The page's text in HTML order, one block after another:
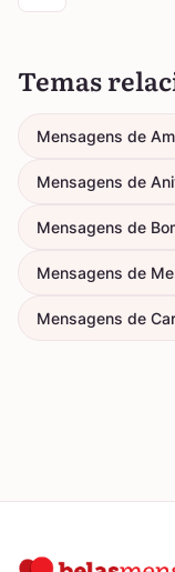
Temas
Mensagens de
Mensagens de
Mensagens de
Mensagens de
Mensagens de